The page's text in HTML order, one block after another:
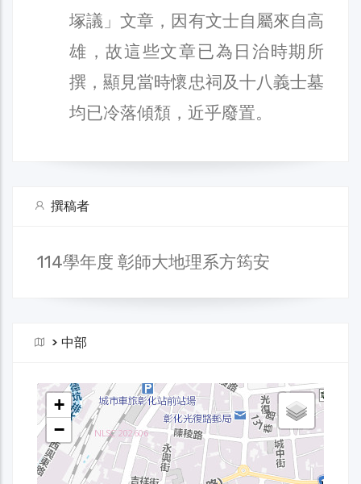
塚議」文章，因有文士自屬來自高
雄，故這些文章已為日治時期所
撰，顯見當時懷忠祠及十八義士墓
均已冷落傾頹，近乎廢置。
撰稿者
114學年度 彰師大地理系方筠安
> 中部